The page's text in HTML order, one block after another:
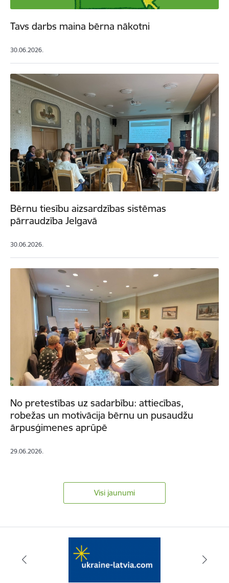
Tavs darbs maina bērna nākotni
30.06.2026.
Bērnu tiesību aizsardzības sistēmas
pārraudzība Jelgavā
30.06.2026.
No pretestības uz sadarbību: attiecības,
robežas un motivācija bērnu un pusaudžu
ārpusģimenes aprūpē
29.06.2026.
Visi jaunumi